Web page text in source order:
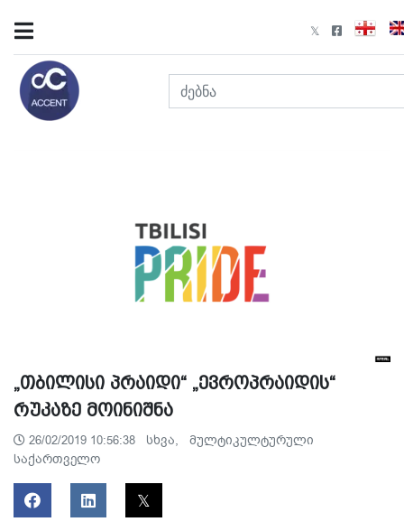
„თბილისი პრაიდი“ „ევროპრაიდის“
რუკაზე მოინიშნა
26/02/2019 10:56:38 სხვა,
მულტიკულტურული
საქართველო